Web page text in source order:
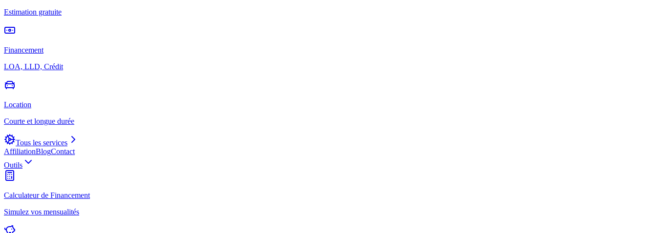
Estimation gratuite
Financement
LOA, LLD, Crédit
Location
Courte et longue durée
Tous les services
AffiliationBlogContact
Outils
Calculateur de Financement
Simulez vos mensualités